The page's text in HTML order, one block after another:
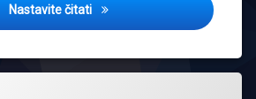
Nastavite čitati Svijet online turnira